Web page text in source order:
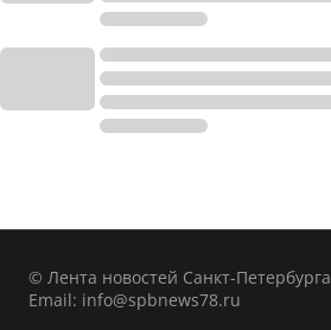
© Лента новостей Санкт-Петербурга
Email: info@spbnews78.ru